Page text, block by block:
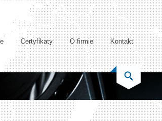
Certyfikaty O firmie Kontakt